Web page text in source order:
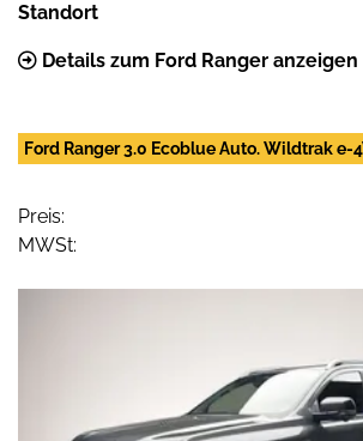
Standort
Details zum Ford Ranger anzeigen
Ford Ranger 3.0 Ecoblue Auto. Wildtrak e-
Preis:
MWSt: